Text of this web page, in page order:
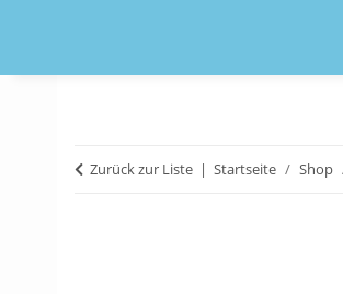
Zurück zur Liste Startseite Shop